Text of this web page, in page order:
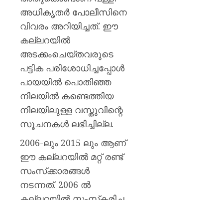
അധികൃതർ പോലീസിനെ
വിവരം അറിയിച്ചത്. ഈ
കല്ലറയിൽ
അടക്കംചെയ്തവരുടെ
പട്ടിക പരിശോധിച്ചപ്പോൾ
പായയിൽ പൊതിഞ്ഞ
നിലയിൽ കണ്ടെത്തിയ
നിലയിലുള്ള വസ്തുവിന്റെ
സൂചനകൾ ലഭിച്ചില്ല.
2006-ലും 2015 ലും ആണ്
ഈ കല്ലറയിൽ മറ്റ് രണ്ട്
സംസ്‌ക്കാരങ്ങൾ
നടന്നത്. 2006 ൽ